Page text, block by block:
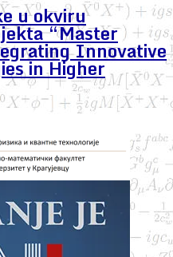
u okviru
“Master
Innovative
in Higher